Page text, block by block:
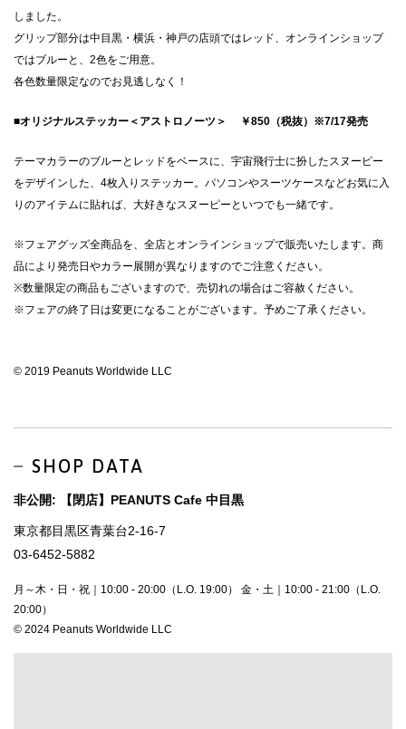
しました。
グリップ部分は中目黒・横浜・神戸の店頭ではレッド、オンラインショップ
ではブルーと、2色をご用意。
各色数量限定なのでお見逃しなく！
■オリジナルステッカー＜アストロノーツ＞ ￥850（税抜）※7/17発売
テーマカラーのブルーとレッドをベースに、宇宙飛行士に扮したスヌーピー
をデザインした、4枚入りステッカー。パソコンやスーツケースなどお気に入
りのアイテムに貼れば、大好きなスヌーピーといつでも一緒です。
※フェアグッズ全商品を、全店とオンラインショップで販売いたします。商
品により発売日やカラー展開が異なりますのでご注意ください。
※数量限定の商品もございますので、売切れの場合はご容赦ください。
※フェアの終了日は変更になることがございます。予めご了承ください。
© 2019 Peanuts Worldwide LLC
SHOP DATA
非公開: 【閉店】PEANUTS Cafe 中目黒
東京都目黒区青葉台2-16-7
03-6452-5882
月～木・日・祝｜10:00 - 20:00（L.O. 19:00） 金・土｜10:00 - 21:00（L.O.
20:00）
© 2024 Peanuts Worldwide LLC